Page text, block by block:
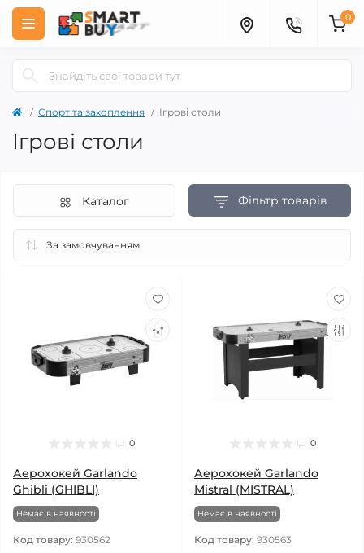
0
Спорт та захоплення Ігрові столи
Ігрові столи
Фільтр товарів
Каталог
0
Аерохокей Garlando
Ghibli (GHIBLI)
Немає в наявності
Код товару: 930562
0
Аерохокей Garlando
Mistral (MISTRAL)
Немає в наявності
Код товару: 930563